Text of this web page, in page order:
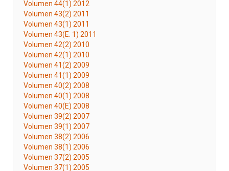
Volumen 44(1) 2012
Volumen 43(2) 2011
Volumen 43(1) 2011
Volumen 43(E. 1) 2011
Volumen 42(2) 2010
Volumen 42(1) 2010
Volumen 41(2) 2009
Volumen 41(1) 2009
Volumen 40(2) 2008
Volumen 40(1) 2008
Volumen 40(E) 2008
Volumen 39(2) 2007
Volumen 39(1) 2007
Volumen 38(2) 2006
Volumen 38(1) 2006
Volumen 37(2) 2005
Volumen 37(1) 2005